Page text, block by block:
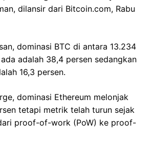
dilansir dari Bitcoin.com, Rabu
dominasi BTC di antara 13.234
adalah 38,4 persen sedangkan
16,3 persen.
dominasi Ethereum melonjak
tetapi metrik telah turun sejak
proof-of-work (PoW) ke proof-